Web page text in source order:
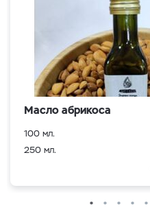
Масло абрикоса
100 мл.
250 мл.